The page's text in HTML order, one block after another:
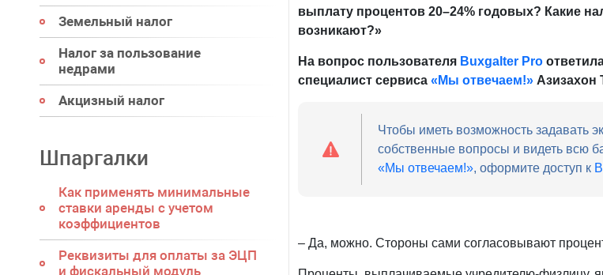
Земельный налог
Налог за пользование
недрами
Акцизный налог
Шпаргалки
Как применять минимальные
ставки аренды с учетом
коэффициентов
Реквизиты для оплаты за ЭЦП
и фискальный модуль
выплату процентов 20–24% годовых? Какие
возникают?»
На вопрос пользователя Buxgalter Pro
специалист сервиса «Мы отвечаем!»
Чтобы иметь возможность задавать
собственные вопросы и видеть всю
«Мы отвечаем!», оформите доступ к
– Да, можно. Стороны сами согласовывают